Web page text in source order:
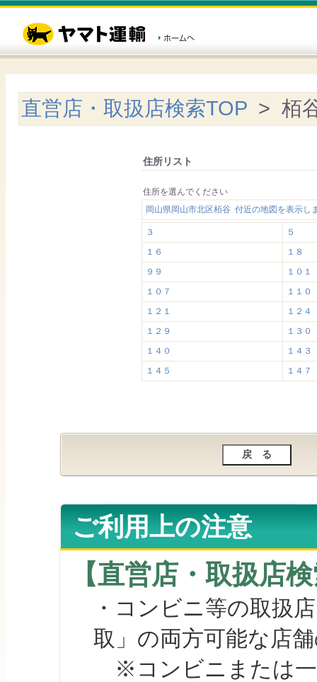
直営店・取扱店検索TOP > 栢
住所リスト
住所を選んでください
岡山県岡山市北区栢谷 付近の地図を表示し
３
５
１６
１８
９９
１０１
１０７
１１０
１２１
１２４
１２９
１３０
１４０
１４３
１４５
１４７
ご利用上の注意
【直営店・取扱店
・コンビニ等の取扱
取」の両方可能な店
※コンビニまたは一